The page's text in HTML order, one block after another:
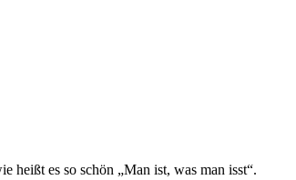
heißt es so schön „Man ist, was man isst“.